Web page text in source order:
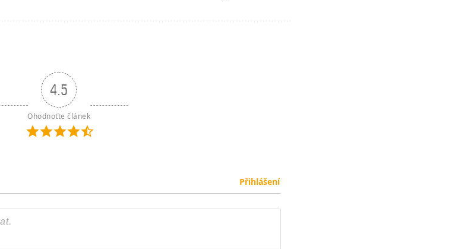
4.5
Ohodnoťte článek
Přihlášení